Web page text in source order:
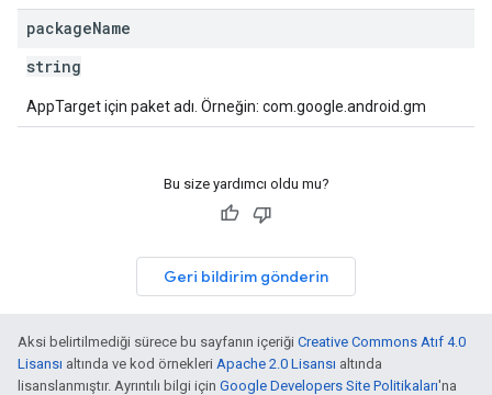
packageName
string
AppTarget için paket adı. Örneğin: com.google.android.gm
Bu size yardımcı oldu mu?
Geri bildirim gönderin
Aksi belirtilmediği sürece bu sayfanın içeriği Creative Commons Atıf 4.0
Lisansı altında ve kod örnekleri Apache 2.0 Lisansı altında
lisanslanmıştır. Ayrıntılı bilgi için Google Developers Site Politikaları'na